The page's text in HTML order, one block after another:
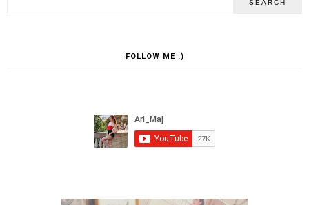
FOLLOW ME :)